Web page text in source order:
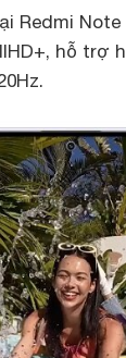
Redmi
hỗ trợ